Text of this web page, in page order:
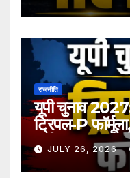
राजनीति
यूपी चुनाव
ट्रिपल-P
समीकरण?
JULY 26, 2026